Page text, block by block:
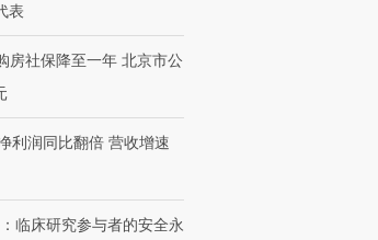
代 用街头抗争将教
机”？难民潮撕裂西班牙
表
房社保降至一年 北京市公
利润同比翻倍 营收增速
临床研究参与者的安全永